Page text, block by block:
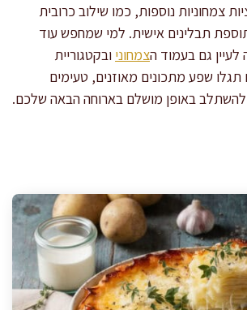
צמחוניות נוספות, כמו שילוב כרובית
תבלינים אישית. למי שמחפש עוד
גם בעמוד הצמחוני ובקטגוריית
שפע מתכונים מאוזנים, טעימים
להשתלב באופן מושלם בארוחה הבאה שלכם.